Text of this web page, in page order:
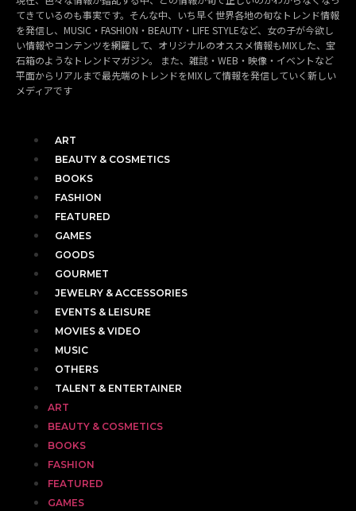
てきているのも事実です。そんな中、いち早く世界各地の旬なトレンド情報
を発信し、MUSIC・FASHION・BEAUTY・LIFE STYLEなど、女の子が今欲し
い情報やコンテンツを網羅して、オリジナルのオススメ情報もMIXした、宝
石箱のようなトレンドマガジン。 また、雑誌・WEB・映像・イベントなど
平面からリアルまで最先端のトレンドをMIXして情報を発信していく新しい
メディアです
ART
BEAUTY & COSMETICS
BOOKS
FASHION
FEATURED
GAMES
GOODS
GOURMET
JEWELRY & ACCESSORIES
EVENTS & LEISURE
MOVIES & VIDEO
MUSIC
OTHERS
TALENT & ENTERTAINER
ART
BEAUTY & COSMETICS
BOOKS
FASHION
FEATURED
GAMES